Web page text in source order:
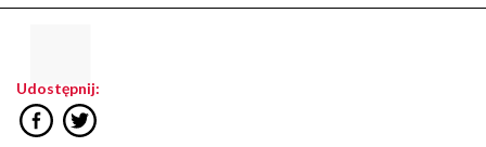
Udostępnij: